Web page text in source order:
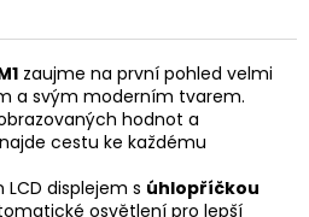
zaujme na první pohled velmi
a svým moderním tvarem.
hodnot a
cestu ke každému
displejem s úhlopříčkou
osvětlení pro lepší